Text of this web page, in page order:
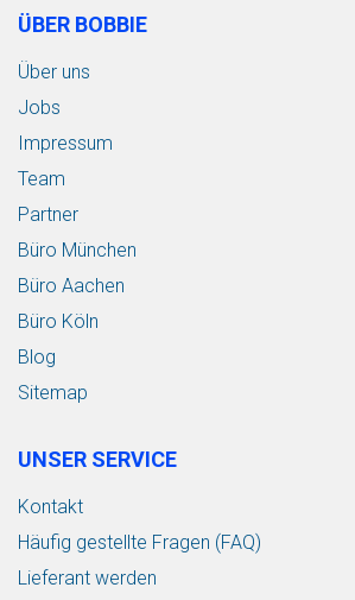
ÜBER BOBBIE
Über uns
Jobs
Impressum
Team
Partner
Büro München
Büro Aachen
Büro Köln
Blog
Sitemap
UNSER SERVICE
Kontakt
Häufig gestellte Fragen (FAQ)
Lieferant werden